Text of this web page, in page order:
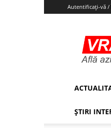
Autentificați-vă /
ȘTIRI